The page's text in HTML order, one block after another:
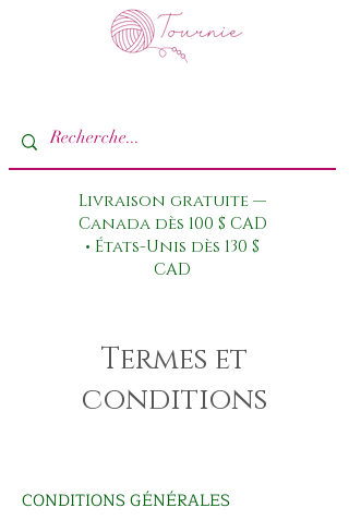
Livraison gratuite —
Canada dès 100 $ CAD
• États-Unis dès 130 $
CAD
Termes et
conditions
CONDITIONS GÉNÉRALES